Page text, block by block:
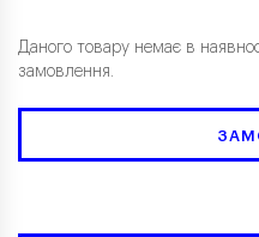
Даного товару немає в
замовлення.